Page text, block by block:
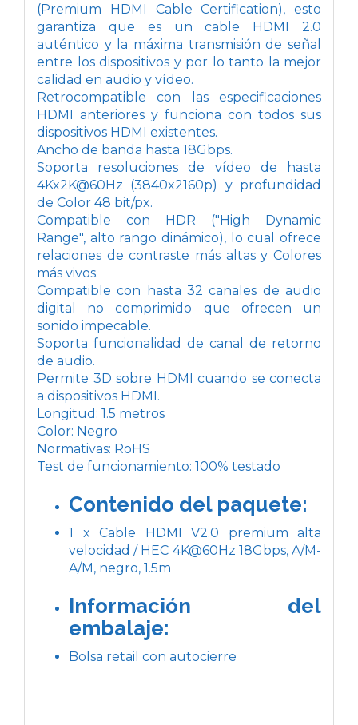
(Premium HDMI Cable Certification), esto
garantiza que es un cable HDMI 2.0
auténtico y la máxima transmisión de señal
entre los dispositivos y por lo tanto la mejor
calidad en audio y vídeo.
Retrocompatible con las especificaciones
HDMI anteriores y funciona con todos sus
dispositivos HDMI existentes.
Ancho de banda hasta 18Gbps.
Soporta resoluciones de vídeo de hasta
4Kx2K@60Hz (3840x2160p) y profundidad
de Color 48 bit/px.
Compatible con HDR ("High Dynamic
Range", alto rango dinámico), lo cual ofrece
relaciones de contraste más altas y Colores
más vivos.
Compatible con hasta 32 canales de audio
digital no comprimido que ofrecen un
sonido impecable.
Soporta funcionalidad de canal de retorno
de audio.
Permite 3D sobre HDMI cuando se conecta
a dispositivos HDMI.
Longitud: 1.5 metros
Color: Negro
Normativas: RoHS
Test de funcionamiento: 100% testado
Contenido del paquete:
1 x Cable HDMI V2.0 premium alta
velocidad / HEC 4K@60Hz 18Gbps, A/M-
A/M, negro, 1.5m
Información del
embalaje:
Bolsa retail con autocierre